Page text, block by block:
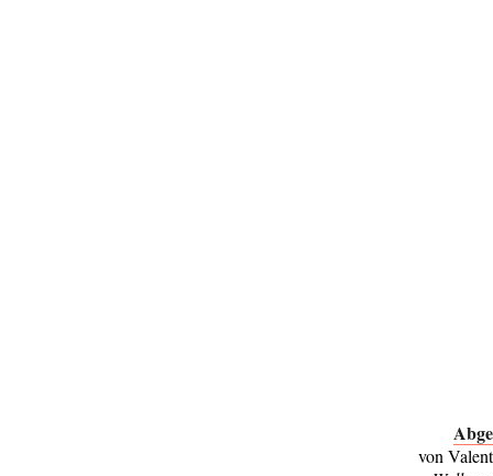
von